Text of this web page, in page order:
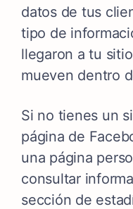
datos de tus
tipo de
llegaron a tu
mueven dentro
Si no tienes un
página de
una página
consultar
sección de